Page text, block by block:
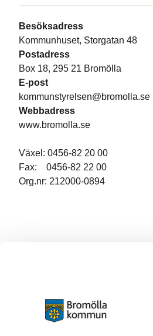
Besöksadress
Kommunhuset, Storgatan 48
Postadress
Box 18, 295 21 Bromölla
E-post
kommunstyrelsen@bromolla.se
Webbadress
www.bromolla.se
Växel: 0456-82 20 00
Fax: 0456-82 22 00
Org.nr: 212000-0894